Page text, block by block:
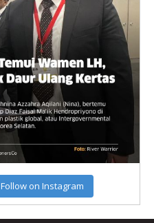
Follow on Instagram